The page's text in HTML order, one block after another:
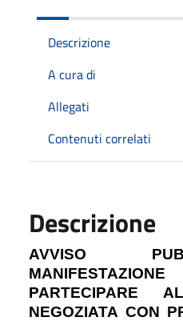
Descrizione
A cura di
Allegati
Contenuti correlati
Descrizione
AVVISO
PARTECIPARE
NEGOZIATA CON